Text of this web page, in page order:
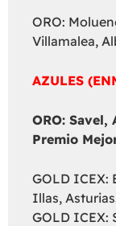
ORO:
Villamalea,
AZULES
ORO: Savel,
Premio
GOLD ICEX:
Illas,
GOLD ICEX: